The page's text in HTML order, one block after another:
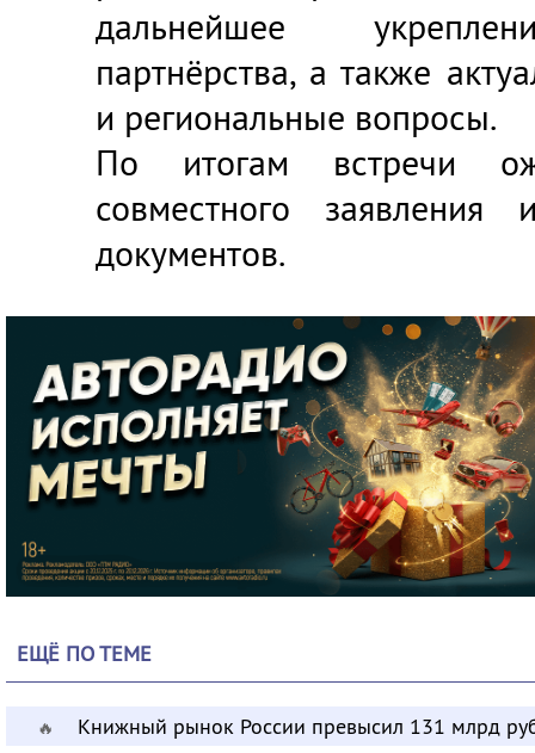
дальнейшее
партнёрства, а также
и региональные вопросы.
По итогам встречи
совместного заявления
документов.
ЕЩЁ ПО ТЕМЕ
🔥 Книжный рынок России превысил 131 млрд